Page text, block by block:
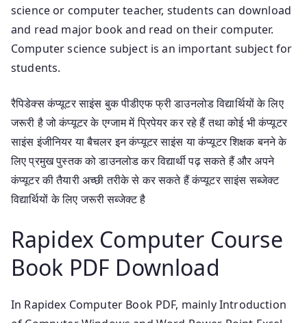
science or computer teacher, students can download
and read major book and read on their computer.
Computer science subject is an important subject for
students.
रैपिडेक्स कंप्यूटर साइंस बुक पीडीएफ फ्री डाउनलोड विद्यार्थियों के लिए
जरूरी है जो कंप्यूटर के एग्जाम में प्रिपेयर कर रहे हैं तथा कोई भी कंप्यूटर
साइंस इंजीनियर या बैचलर इन कंप्यूटर साइंस या कंप्यूटर शिक्षक बनने के
लिए प्रमुख पुस्तक को डाउनलोड कर विद्यार्थी पढ़ सकते हैं और अपने
कंप्यूटर की तैयारी अच्छी तरीके से कर सकते हैं कंप्यूटर साइंस सब्जेक्ट
विद्यार्थियों के लिए जरूरी सब्जेक्ट है
Rapidex Computer Course
Book PDF Download
In Rapidex Computer Book PDF, mainly Introduction